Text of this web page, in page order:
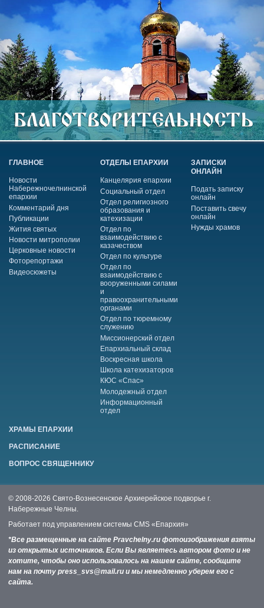
ГЛАВНОЕ
Новости
Набережночелнинской
епархии
Комментарий дня
Публикации
Жития святых
Новости митрополии
Церковные новости
Фоторепортажи
Видеосюжеты
ОТДЕЛЫ ЕПАРХИИ
Канцелярия епархии
Социальный отдел
Отдел религиозного
образования и
катехизации
Отдел по
взаимодействию с
казачеством
Отдел по культуре
Отдел по
взаимодействию с
вооруженными силами
и
правоохранительными
органами
Отдел по тюремному
служению
Миссионерский отдел
Епархиальный склад
Воскресная школа
Школа катехизаторов
КЮС «Спас»
Молодежный отдел
Информационный
отдел
ЗАПИСКИ
ОНЛАЙН
Подать записку
онлайн
Поставить свечу
онлайн
Нужды храмов
ХРАМЫ ЕПАРХИИ
РАСПИСАНИЕ
ВОПРОС СВЯЩЕННИКУ
© 2008-2026 Свято-Вознесенское Архиерейское подворье г.
Набережные Челны.
Работает под управлением системы CMS «Епархия»
*Все размещенные на сайте Pravchelny.ru фотоизображения взяты
из открытых источников. Если Вы являетесь автором фото и не
хотите, чтобы оно использовалось на нашем сайте, сообщите
нам на почту press_svs@mail.ru и мы немедленно уберем его с
сайта.